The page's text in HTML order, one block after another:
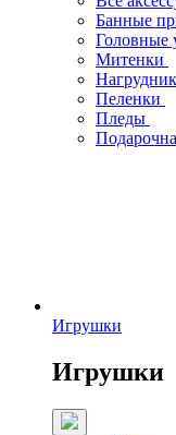
Банные
Головные
Митенки
Пеленки
Пледы
Игрушки
Игрушки